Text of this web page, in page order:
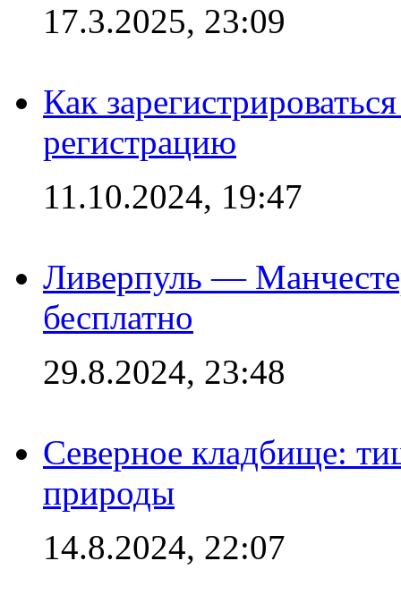
17.3.2025, 23:09
Как
регистрацию
11.10.2024, 19:47
Ливерпуль —
бесплатно
29.8.2024, 23:48
Северное кладбище:
природы
14.8.2024, 22:07